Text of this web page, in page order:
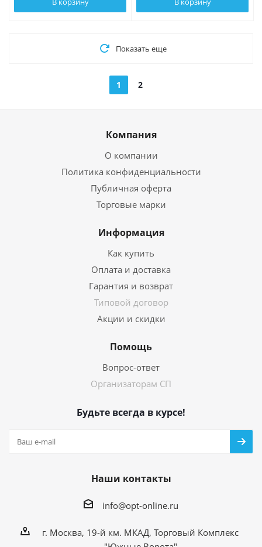
Показать еще
1 2
Компания
О компании
Политика конфиденциальности
Публичная оферта
Торговые марки
Информация
Как купить
Оплата и доставка
Гарантия и возврат
Типовой договор
Акции и скидки
Помощь
Вопрос-ответ
Организаторам СП
Будьте всегда в курсе!
Наши контакты
info@opt-online.ru
г. Москва, 19-й км. МКАД, Торговый Комплекс